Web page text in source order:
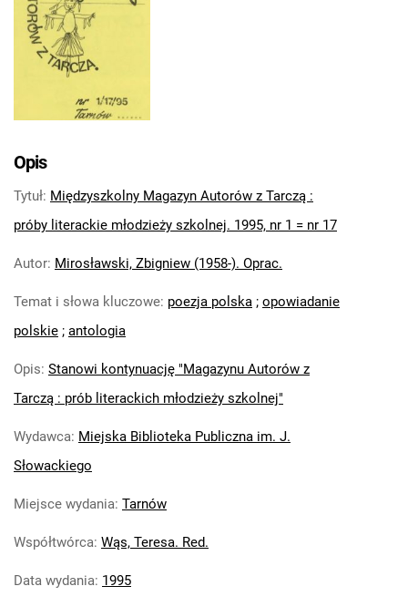
Tarczą : próby literackie młodzieży
szkolnej. 1996, nr 1 = nr 20
Opis
Tytuł: Międzyszkolny Magazyn Autorów z Tarczą :
próby literackie młodzieży szkolnej. 1995, nr 1 = nr 17
Autor: Mirosławski, Zbigniew (1958-). Oprac.
Temat i słowa kluczowe: poezja polska ; opowiadanie
polskie ; antologia
Opis: Stanowi kontynuację "Magazynu Autorów z
Tarczą : prób literackich młodzieży szkolnej"
Wydawca: Miejska Biblioteka Publiczna im. J.
Słowackiego
Miejsce wydania: Tarnów
Współtwórca: Wąs, Teresa. Red.
Data wydania: 1995